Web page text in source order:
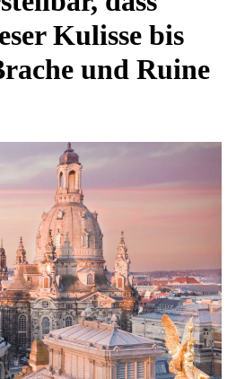
Kulisse bis
und Ruine